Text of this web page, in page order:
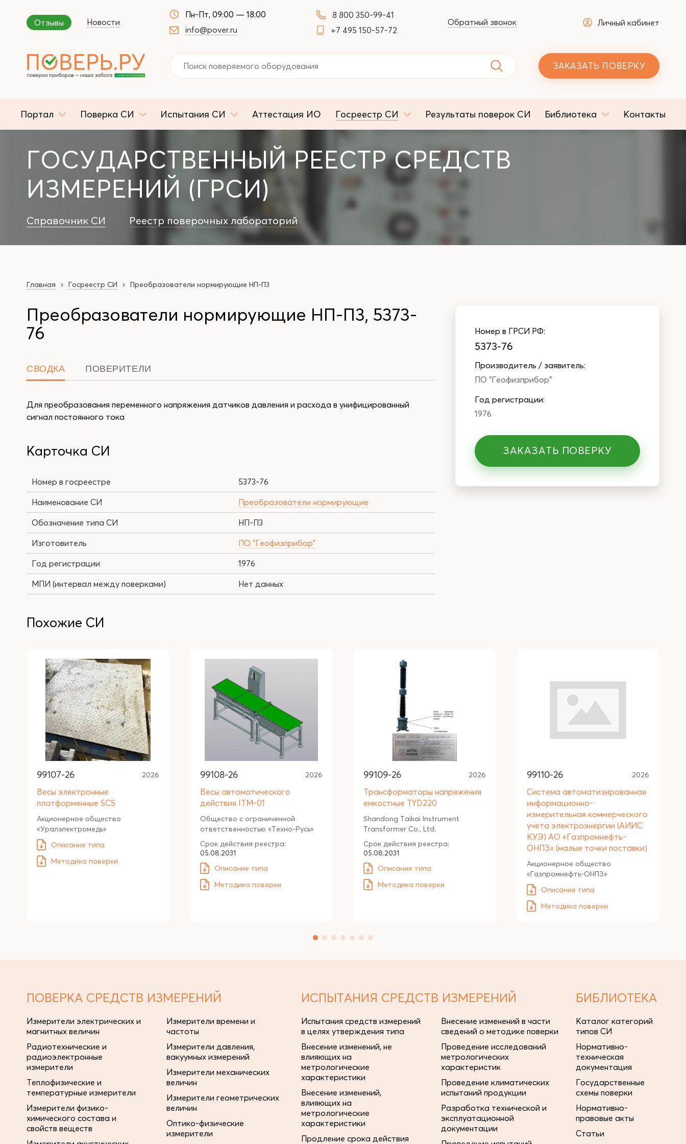
Отзывы Новости
Пн-Пт, 09:00 — 18:00
info@pover.ru
8 800 350-99-41
+7 495 150-57-72
Обратный звонок Личный кабинет
ЗАКАЗАТЬ ПОВЕРКУ
Портал Поверка СИ Испытания СИ Аттестация ИО Госреестр СИ Результаты поверок СИ Библиотека Контакты
ГОСУДАРСТВЕННЫЙ РЕЕСТР СРЕДСТВ
ИЗМЕРЕНИЙ (ГРСИ)
Справочник СИ Реестр поверочных лабораторий
Главная Госреестр СИ Преобразователи нормирующие НП-П3
Преобразователи нормирующие НП-П3, 5373-
76
СВОДКА ПОВЕРИТЕЛИ
Для преобразования переменного напряжения датчиков давления и расхода в унифицированный
сигнал постоянного тока
Карточка СИ
Номер в госреестре
5373-76
Наименование СИ
Преобразователи нормирующие
Обозначение типа СИ
НП-П3
Изготовитель
ПО "Геофизприбор"
Год регистрации
1976
МПИ (интервал между поверками)
Нет данных
Номер в ГРСИ РФ:
5373-76
Производитель / заявитель:
ПО "Геофизприбор"
Год регистрации:
1976
ЗАКАЗАТЬ ПОВЕРКУ
Похожие СИ
99107-26 2026
Весы электронные
платформенные SCS
Акционерное общество
«Уралэлектромедь»
Описание типа
Методика поверки
99108-26 2026
Весы автоматического
действия ITM-01
Общество с ограниченной
ответственностью «Техно-Русь»
Срок действия реестра:
05.08.2031
Описание типа
Методика поверки
99109-26 2026
Трансформаторы напряжения
емкостные TYD220
Shandong Taikai Instrument
Transformer Co., Ltd.
Срок действия реестра:
05.08.2031
Описание типа
Методика поверки
99110-26 2026
Система автоматизированная
информационно-
измерительная коммерческого
учета электроэнергии (АИИС
КУЭ) АО «Газпромнефть-
ОНПЗ» (малые точки поставки)
Акционерное общество
«Газпромнефть-ОНПЗ»
Описание типа
Методика поверки
ПОВЕРКА СРЕДСТВ ИЗМЕРЕНИЙ
Измерители электрических и
магнитных величин
Радиотехнические и
радиоэлектронные
измерители
Теплофизические и
температурные измерители
Измерители физико-
химического состава и
свойств веществ
Измерители времени и
частоты
Измерители давления,
вакуумных измерений
Измерители механических
величин
Измерители геометрических
величин
Оптико-физические
измерители
ИСПЫТАНИЯ СРЕДСТВ ИЗМЕРЕНИЙ
Испытания средств измерений
в целях утверждения типа
Внесение изменений, не
влияющих на
метрологические
характеристики
Внесение изменений,
влияющих на
метрологические
характеристики
Продление срока действия
Внесение изменений в части
сведений о методике поверки
Проведение исследований
метрологических
характеристик
Проведение климатических
испытаний продукции
Разработка технической и
эксплуатационной
документации
БИБЛИОТЕКА
Каталог категорий
типов СИ
Нормативно-
техническая
документация
Государственные
схемы поверки
Нормативно-
правовые акты
Статьи